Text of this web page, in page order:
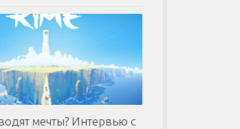
мечты? Интервью с